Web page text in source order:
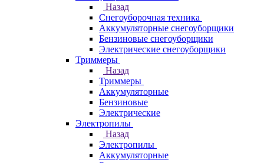
Назад
Снегоуборочная техника
Аккумуляторные снегоуборщики
Бензиновые снегоуборщики
Электрические снегоуборщики
Триммеры
Назад
Триммеры
Аккумуляторные
Бензиновые
Электрические
Электропилы
Назад
Электропилы
Аккумуляторные